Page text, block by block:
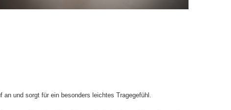
und sorgt für ein besonders leichtes Tragegefühl.